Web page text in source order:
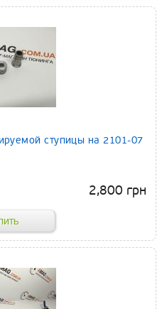
ступицы на 2101-07
2,800 грн